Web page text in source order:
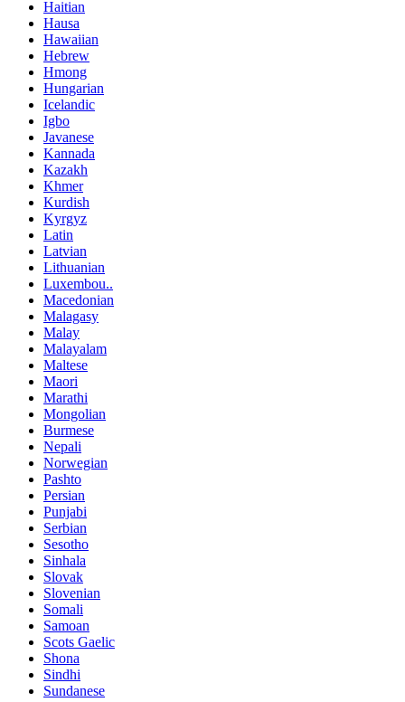
Haitian
Hausa
Hawaiian
Hebrew
Hmong
Hungarian
Icelandic
Igbo
Javanese
Kannada
Kazakh
Khmer
Kurdish
Kyrgyz
Latin
Latvian
Lithuanian
Luxembou..
Macedonian
Malagasy
Malay
Malayalam
Maltese
Maori
Marathi
Mongolian
Burmese
Nepali
Norwegian
Pashto
Persian
Punjabi
Serbian
Sesotho
Sinhala
Slovak
Slovenian
Somali
Samoan
Scots Gaelic
Shona
Sindhi
Sundanese